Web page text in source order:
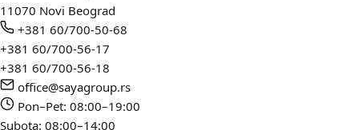
11070 Novi Beograd
+381 60/700-50-68
+381 60/700-56-17
+381 60/700-56-18
office@sayagroup.rs
Pon–Pet: 08:00–19:00
Subota: 08:00–14:00